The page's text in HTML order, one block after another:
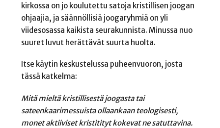
kirkossa on jo koulutettu satoja kristillisen joogan
ohjaajia, ja säännöllisiä joogaryhmiä on yli
viidesosassa kaikista seurakunnista. Minussa nuo
suuret luvut herättävät suurta huolta.
Itse käytin keskustelussa puheenvuoron, josta
tässä katkelma:
Mitä mieltä kristillisestä joogasta tai
sateenkaarimessuista ollaankaan teologisesti,
monet aktiiviset kristitityt kokevat ne satuttavina.